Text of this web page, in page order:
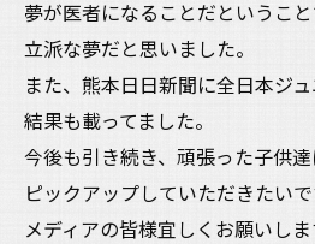
夢が医者になることだというこ
立派な夢だと思いました。
また、熊本日日新聞に全日本ジ
結果も載ってました。
今後も引き続き、頑張った子供
ピックアップしていただきたいで
メディアの皆様宜しくお願いしま